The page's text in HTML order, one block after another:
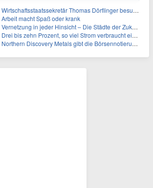
Wirtschaftsstaatssekretär Thomas Dörflinger besucht Handwerksbetrieb im Kammerbezirk Freiburg
Arbeit macht Spaß oder krank
Vernetzung in jeder Hinsicht – Die Städte der Zukunft sind grün-blau
Drei bis zehn Prozent, so viel Strom verbraucht ein Aufzug im Gebäude
Northern Discovery Metals gibt die Börsennotierung an der Frankfurter Wertpapierbörse bekannt